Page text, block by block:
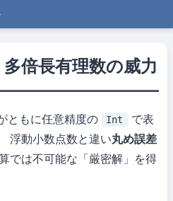
倍長有理数の威力
ともに任意精度の Int
で表
浮動小数点数と違い丸め誤差
では不可能な「厳密解」を得